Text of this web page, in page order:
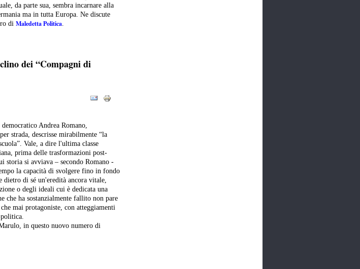
da parte sua, sembra incarnare alla
ma in tutta Europa. Ne discute
di Maledetta Politica.
dei “Compagni di
Andrea Romano,
strada, descrisse mirabilmente “la
Vale, a dire l'ultima classe
prima delle trasformazioni post-
storia si avviava – secondo Romano -
la capacità di svolgere fino in fondo
dietro di sé un'eredità ancora vitale,
o degli ideali cui è dedicata una
che ha sostanzialmente fallito non pare
mai protagoniste, con atteggiamenti
in questo nuovo numero di